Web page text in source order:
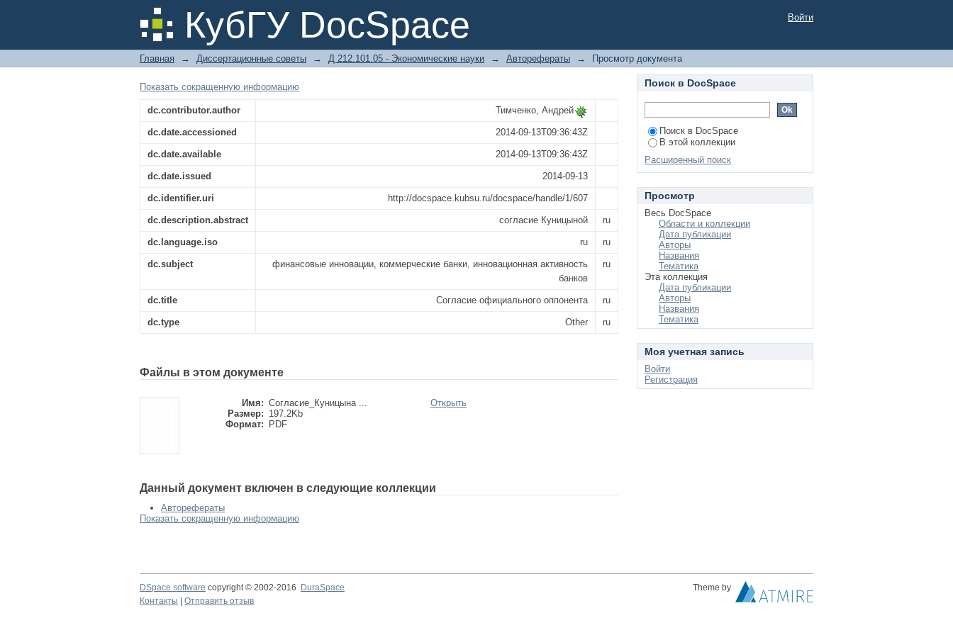
КубГУ DocSpace
Согласие официального оппонента Войти
Главная → Диссертационные советы → Д 212.101.05 - Экономические науки → Авторефераты → Просмотр документа
Показать сокращенную информацию
dc.contributor.author Тимченко, Андрей
dc.date.accessioned 2014-09-13T09:36:43Z
dc.date.available 2014-09-13T09:36:43Z
dc.date.issued 2014-09-13
dc.identifier.uri http://docspace.kubsu.ru/docspace/handle/1/607
dc.description.abstract согласие Куницыной ru
dc.language.iso ru ru
dc.subject
финансовые инновации, коммерческие банки, инновационная активность
банков
ru
dc.title Согласие официального оппонента ru
dc.type Other ru
Файлы в этом документе
Имя: Согласие_Куницына ...
Размер: 197.2Kb
Формат:
PDF
Открыть
Данный документ включен в следующие коллекции
Авторефераты
Показать сокращенную информацию
Поиск в DocSpace
Поиск в DocSpace
В этой коллекции
Расширенный поиск
Просмотр
Весь DocSpace
Области и коллекции
Дата публикации
Авторы
Названия
Тематика
Эта коллекция
Дата публикации
Авторы
Названия
Тематика
Моя учетная запись
Войти
Регистрация
DSpace software copyright © 2002-2016 DuraSpace
Theme by
Контакты
Отправить отзыв